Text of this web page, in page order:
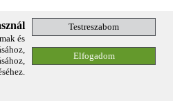
és